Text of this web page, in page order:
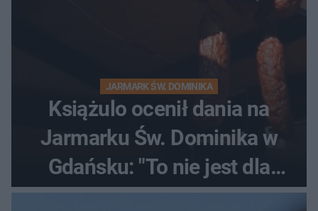
JARMARK ŚW. DOMINIKA
Książulo ocenił dania na
Jarmarku Św. Dominika w
Gdańsku: "To nie jest dla
Polaka"